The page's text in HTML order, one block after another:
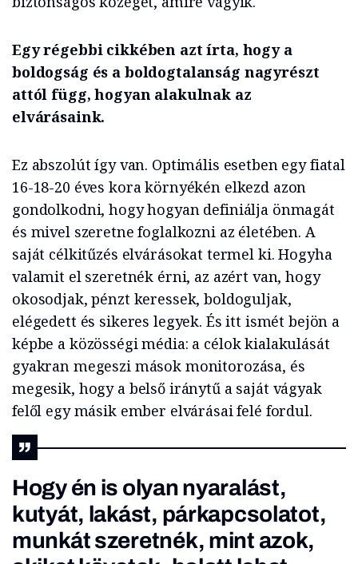
Egy régebbi cikkében azt írta, hogy a
boldogság és a boldogtalanság nagyrészt
attól függ, hogyan alakulnak az
elvárásaink.
Ez abszolút így van. Optimális esetben egy fiatal
16-18-20 éves kora környékén elkezd azon
gondolkodni, hogy hogyan definiálja önmagát
és mivel szeretne foglalkozni az életében. A
saját célkitűzés elvárásokat termel ki. Hogyha
valamit el szeretnék érni, az azért van, hogy
okosodjak, pénzt keressek, boldoguljak,
elégedett és sikeres legyek. És itt ismét bejön a
képbe a közösségi média: a célok kialakulását
gyakran megeszi mások monitorozása, és
megesik, hogy a belső iránytű a saját vágyak
felől egy másik ember elvárásai felé fordul.
Hogy én is olyan nyaralást,
kutyát, lakást, párkapcsolatot,
munkát szeretnék, mint azok,